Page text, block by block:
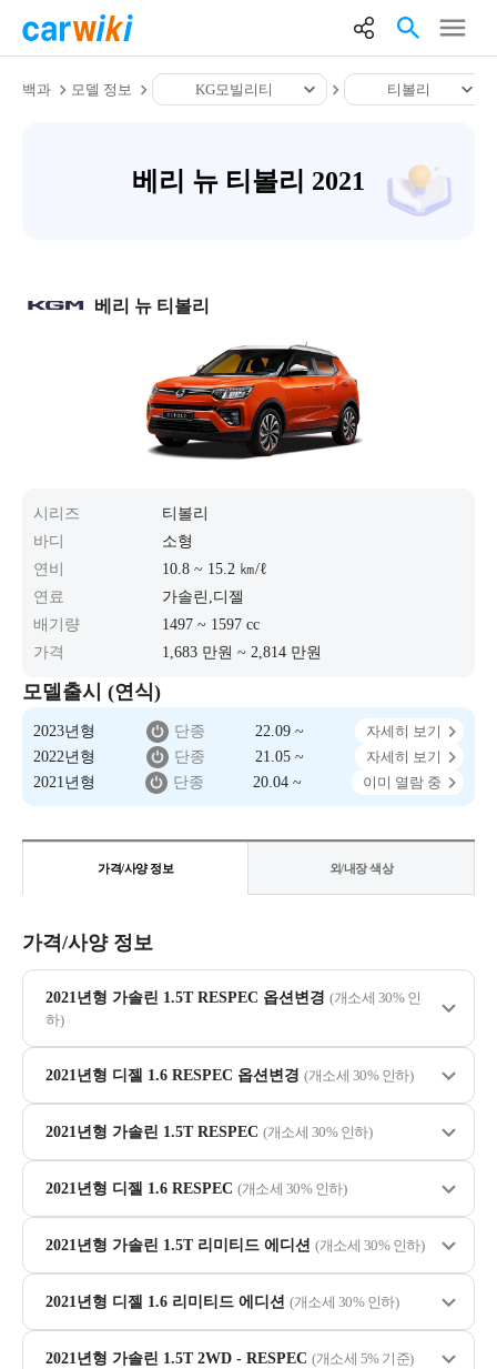
백과 모델 정보 KG모빌리티 티볼리
베리 뉴 티볼리 2021
베리 뉴 티볼리
시리즈
티볼리
바디
소형
연비
10.8 ~ 15.2 ㎞/ℓ
연료
가솔린,디젤
배기량
1497 ~ 1597 cc
가격
1,683 만원 ~ 2,814 만원
모델출시 (연식)
2023년형 단종 22.09 ~
자세히 보기
2022년형
단종 21.05 ~
자세히 보기
2021년형
단종 20.04 ~ 이미 열람 중
가격/사양 정보 외/내장 색상
가격/사양 정보
2021년형 가솔린 1.5T RESPEC 옵션변경 (개소세 30% 인
하)
2021년형 디젤 1.6 RESPEC 옵션변경 (개소세 30% 인하)
2021년형 가솔린 1.5T RESPEC (개소세 30% 인하)
2021년형 디젤 1.6 RESPEC (개소세 30% 인하)
2021년형 가솔린 1.5T 리미티드 에디션 (개소세 30% 인하)
2021년형 디젤 1.6 리미티드 에디션 (개소세 30% 인하)
2021년형 가솔린 1.5T 2WD - RESPEC (개소세 5% 기준)